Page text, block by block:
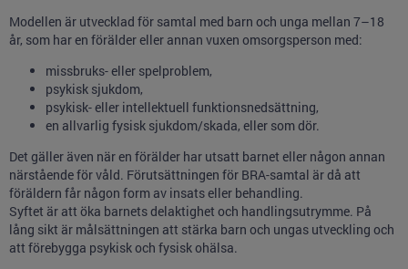
Modellen är utvecklad för samtal med barn och unga mellan 7–18
år, som har en förälder eller annan vuxen omsorgsperson med:
missbruks- eller spelproblem,
psykisk sjukdom,
psykisk- eller intellektuell funktionsnedsättning,
en allvarlig fysisk sjukdom/skada, eller som dör.
Det gäller även när en förälder har utsatt barnet eller någon annan
närstående för våld. Förutsättningen för BRA-samtal är då att
föräldern får någon form av insats eller behandling.
Syftet är att öka barnets delaktighet och handlingsutrymme. På
lång sikt är målsättningen att stärka barn och ungas utveckling och
att förebygga psykisk och fysisk ohälsa.